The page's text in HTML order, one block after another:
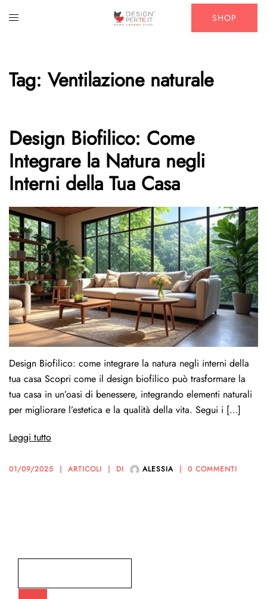
Mostra/Nascondi
SHOP
Tag: Ventilazione naturale
Design Biofilico: Come
Integrare la Natura negli
Interni della Tua Casa
Design Biofilico: come integrare la natura negli interni della
tua casa Scopri come il design biofilico può trasformare la
tua casa in un’oasi di benessere, integrando elementi naturali
per migliorare l’estetica e la qualità della vita. Segui i […]
Leggi tutto
01/09/2025 ARTICOLI DI ALESSIA 0 COMMENTI